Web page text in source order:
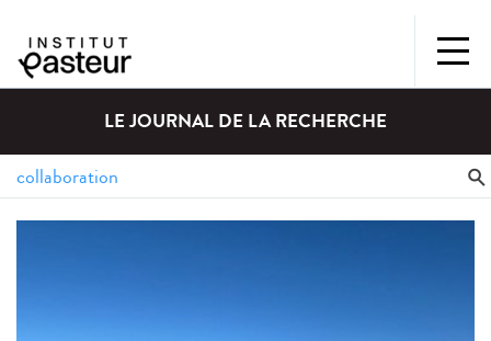
LE JOURNAL DE LA RECHERCHE